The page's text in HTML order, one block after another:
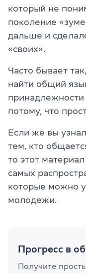
который не
поколение
дальше и
«своих».
Часто бывает
найти общий
потому, что
Если же вы
тем, кто
то этот
самых
которые можно
молодежи.
Прогресс в
Получите